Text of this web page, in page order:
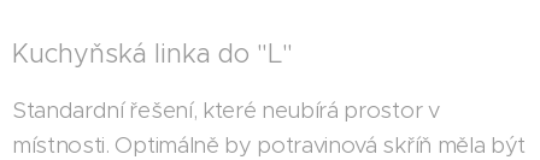
Kuchyňská linka do "L"
Standardní řešení, které neubírá prostor v
místnosti. Optimálně by potravinová skříň měla být